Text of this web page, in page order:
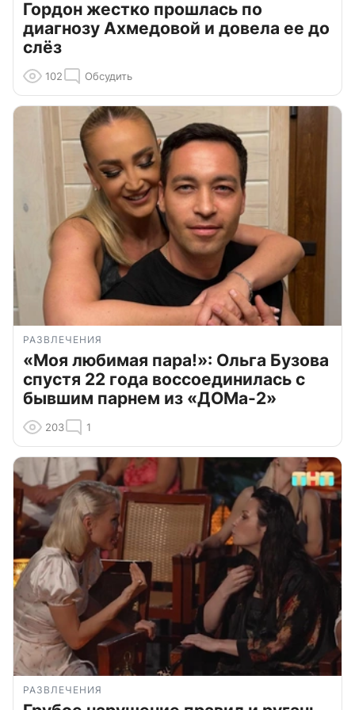
Гордон жестко прошлась по
диагнозу Ахмедовой и довела ее до
слёз
102 Обсудить
РАЗВЛЕЧЕНИЯ
«Моя любимая пара!»: Ольга Бузова
спустя 22 года воссоединилась с
бывшим парнем из «ДОМа-2»
203 1
РАЗВЛЕЧЕНИЯ